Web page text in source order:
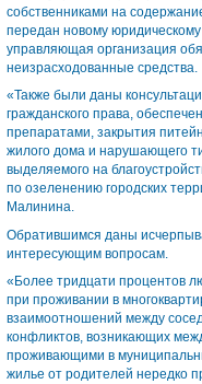
собственниками на
передан новому
управляющая организация
неизрасходованные средства.
«Также были даны
гражданского права,
препаратами, закрытия
жилого дома и нарушающего
выделяемого на
по озеленению городских
Малинина.
Обратившимся даны
интересующим вопросам.
«Более тридцати процентов
при проживании в
взаимоотношений между
конфликтов, возникающих
проживающими в
жилье от родителей нередко